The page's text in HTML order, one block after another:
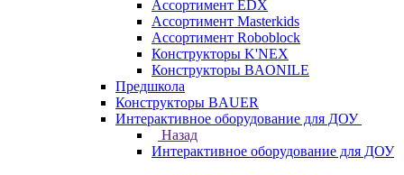
Ассортимент EDX
Ассортимент Masterkids
Ассортимент Roboblock
Конструкторы K'NEX
Конструкторы BAONILE
Предшкола
Конструкторы BAUER
Интерактивное оборудование для ДОУ
Назад
Интерактивное оборудование для ДОУ